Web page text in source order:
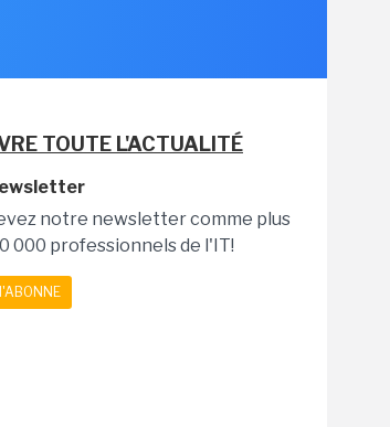
TOUTE L'ACTUALITÉ
notre newsletter comme plus
000 professionnels de l'IT!